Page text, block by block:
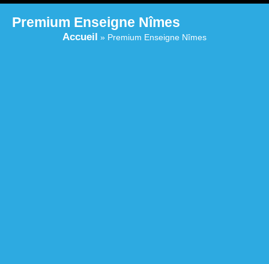
Premium Enseigne Nîmes
Accueil » Premium Enseigne Nîmes